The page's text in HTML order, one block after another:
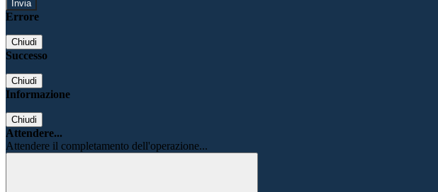
Errore
Chiudi
Successo
Chiudi
Informazione
Chiudi
Attendere...
Attendere il completamento dell'operazione...